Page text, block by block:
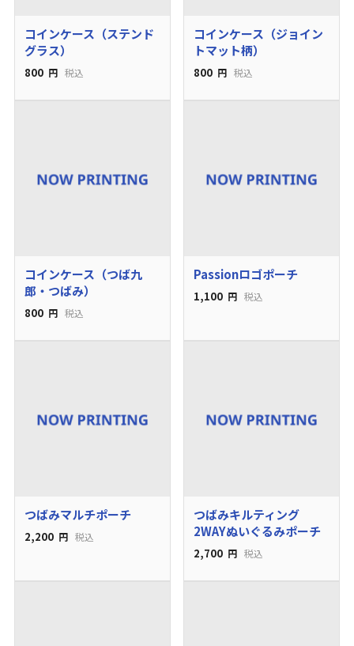
コインケース（ステンド
グラス）
800 円 税込
コインケース（ジョイン
トマット柄）
800 円 税込
コインケース（つば九
郎・つばみ）
800 円 税込
Passionロゴポーチ
1,100 円 税込
つばみマルチポーチ
2,200 円 税込
つばみキルティング
2WAYぬいぐるみポーチ
2,700 円 税込